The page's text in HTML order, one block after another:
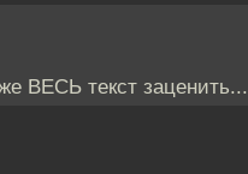
ВЕСЬ текст заценить...